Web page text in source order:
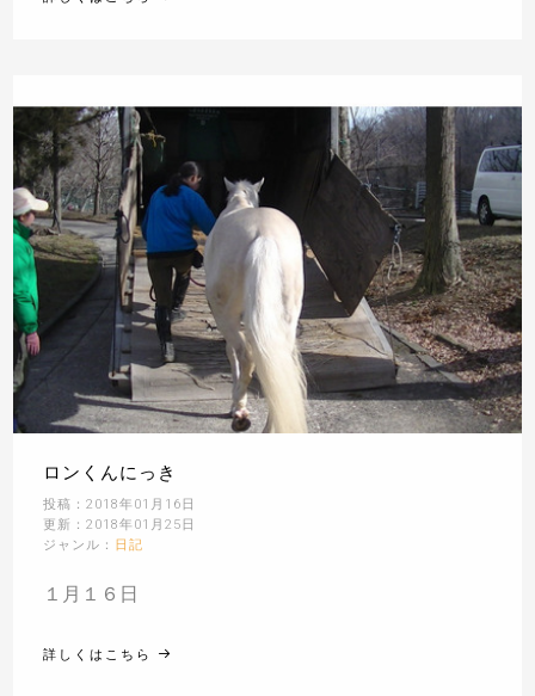
ロンくんにっき
投稿：2018年01月16日
更新：2018年01月25日
ジャンル： 日記
１月１６日
詳しくはこちら